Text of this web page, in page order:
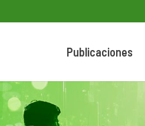
Publicaciones